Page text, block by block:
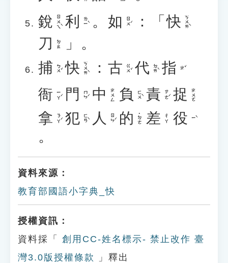
銳 ㄖㄨㄟˋ 利 ㄌㄧˋ 。 如 ㄖㄨˊ ：「快 ㄎㄨㄞˋ
刀 ㄉㄠ
」。
捕 ㄅㄨˇ 快 ㄎㄨㄞˋ ： 古 ㄍㄨˇ 代 ㄉㄞˋ 指 ㄓˇ
衙 ㄧㄚˊ 門 ㄇㄣˊ 中 ㄓㄨㄥ 負 ㄈㄨˋ 責 ㄗㄜˊ 捉 ㄓㄨㄛ
拿 ㄋㄚˊ 犯 ㄈㄢˋ 人 ㄖㄣˊ 的 ˙ㄉㄜ 差 ㄔㄚ 役 ㄧˋ
。
資料來源：
教育部國語小字典_快
授權資訊：
資料採「
創用CC-姓名標示- 禁止改作 臺
灣3.0版授權條款
」釋出